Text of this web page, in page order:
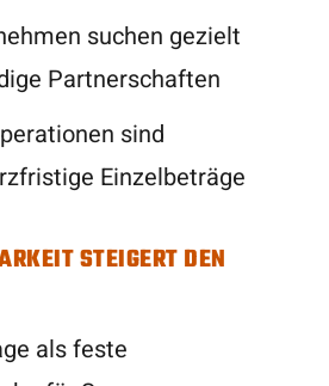
suchen gezielt
Partnerschaften
sind
Einzelbeträge
STEIGERT DEN
als feste